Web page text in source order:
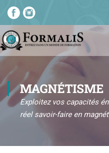
MAGNÉTISME
Exploitez vos capacités
réel savoir-faire en